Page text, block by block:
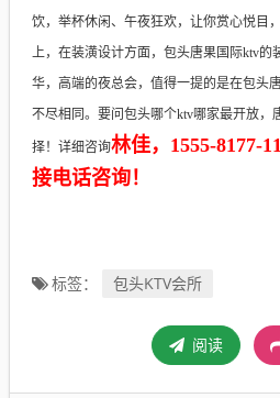
饮，举杯休闲、午夜狂欢，让你赏心悦目
上，在装潢设计方面，包头唐果国际ktv
华，高端的夜总会，值得一提的是在包头
不尽相同。要问包头哪个ktv哪家最开放，
择！详细咨询林佳，1555-8177-
接电话咨询！
标签： 包头KTV会所
阅读